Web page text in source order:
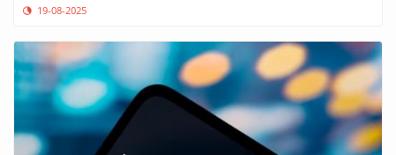
19-08-2025